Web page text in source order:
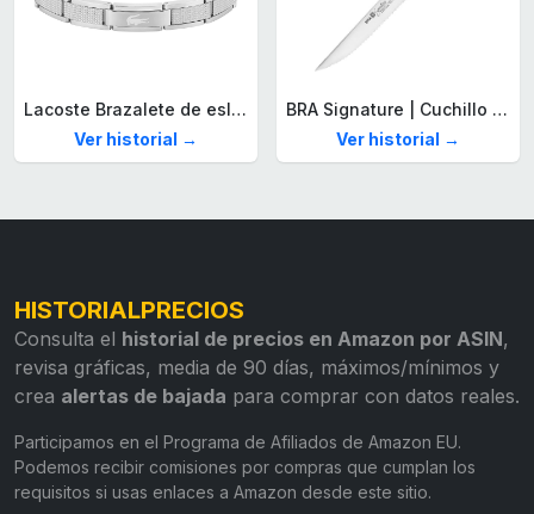
Lacoste Brazalete de eslabón para Hombre Colección STENCIL de Acero inoxidable
Ver historial →
BRA Signature | Cuchillo tomatero 120 mm, Acero Inoxidable alemán forjado con Molibdeno Vanadio, Mango Remachado ABS, Diseño Ergonómico, Hoja 1,6 mm espesor
Ver historial →
HISTORIALPRECIOS
Consulta el historial de precios en Amazon por ASIN,
revisa gráficas, media de 90 días, máximos/mínimos y
crea alertas de bajada para comprar con datos reales.
Participamos en el Programa de Afiliados de Amazon EU.
Podemos recibir comisiones por compras que cumplan los
requisitos si usas enlaces a Amazon desde este sitio.